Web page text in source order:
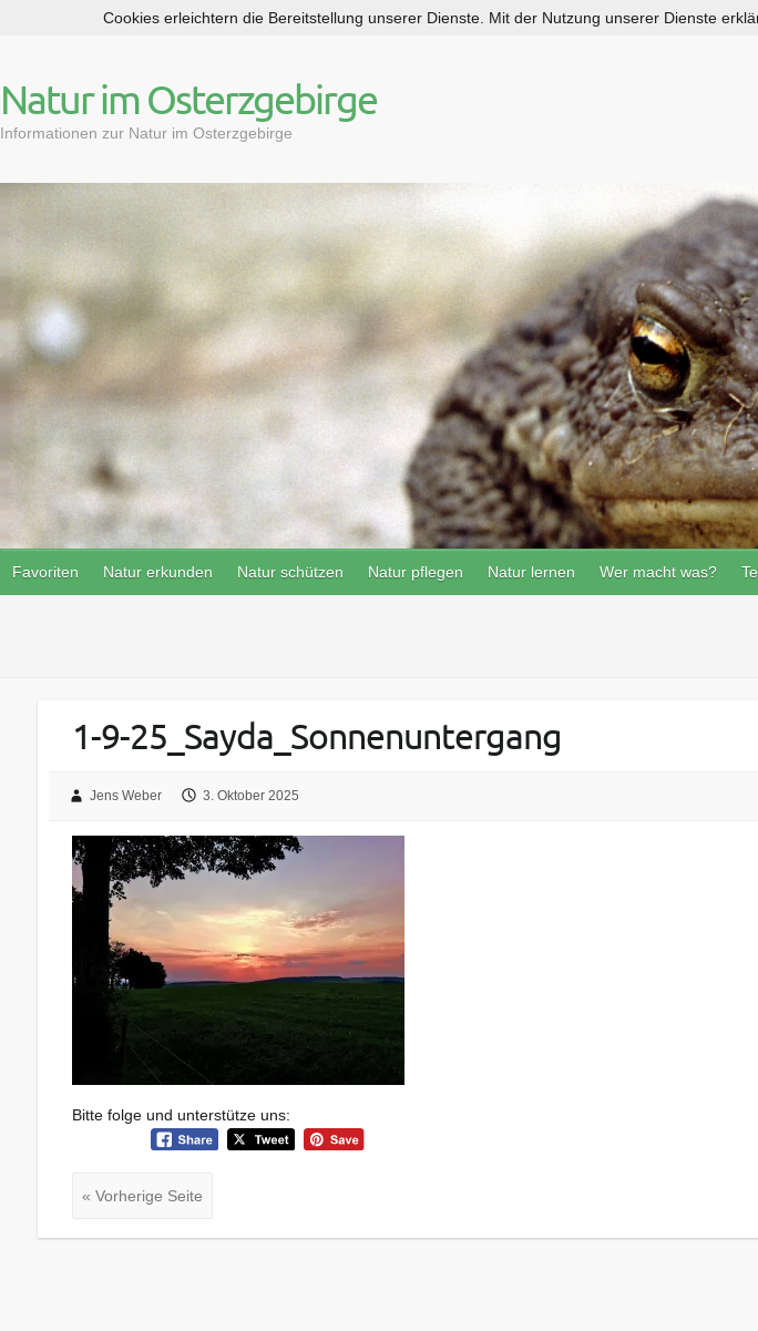
p
t
c
Natur im Osterzgebirge
Informationen zur Natur im Osterzgebirge
Favoriten Natur erkunden Natur schützen Natur pflegen Natur lernen Wer macht was?
1-9-25_Sayda_Sonnenuntergang
Jens Weber 3. Oktober 2025
Bitte folge und unterstütze uns:
« Vorherige Seite
Cookies erleichtern die Bereitstellung unserer Dienste. Mit der Nutzung unserer Dienste